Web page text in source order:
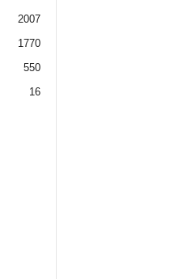
2007
1770
550
16